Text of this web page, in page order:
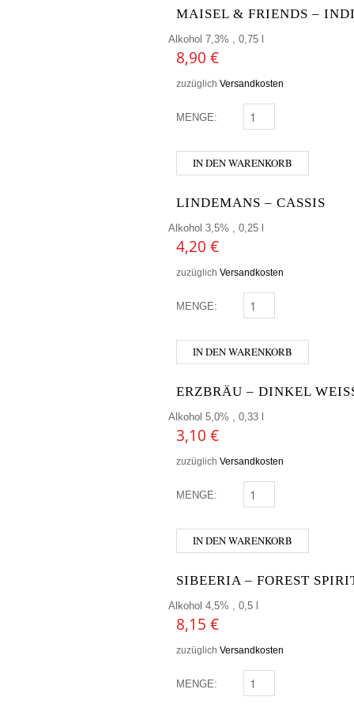
MAISEL & FRIENDS –
Alkohol 7,3% , 0,75 l
8,90 €
zuzüglich Versandkosten
MENGE: MAISEL & FRIENDS -
IN DEN WARENKORB
LINDEMANS – CASSIS
Alkohol 3,5% , 0,25 l
4,20 €
zuzüglich Versandkosten
MENGE: LINDEMANS - CASSIS
IN DEN WARENKORB
ERZBRÄU – DINKEL
Alkohol 5,0% , 0,33 l
3,10 €
zuzüglich Versandkosten
MENGE: ERZBRÄU - DINKEL
IN DEN WARENKORB
SIBEERIA – FOREST
Alkohol 4,5% , 0,5 l
8,15 €
zuzüglich Versandkosten
MENGE: SIBEERIA - FOREST